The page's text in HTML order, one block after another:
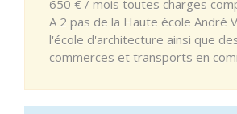
650 € / mois toutes charges
A 2 pas de la Haute école André
l'école d'architecture ainsi que
commerces et transports en